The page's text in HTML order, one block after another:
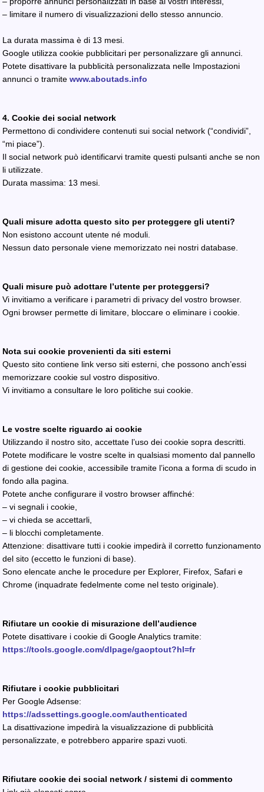
– limitare il numero di visualizzazioni dello stesso annuncio.
La durata massima è di 13 mesi.
Google utilizza cookie pubblicitari per personalizzare gli annunci.
Potete disattivare la pubblicità personalizzata nelle Impostazioni
annunci o tramite www.aboutads.info
4. Cookie dei social network
Permettono di condividere contenuti sui social network (“condividi”,
“mi piace”).
Il social network può identificarvi tramite questi pulsanti anche se non
li utilizzate.
Durata massima: 13 mesi.
Quali misure adotta questo sito per proteggere gli utenti?
Non esistono account utente né moduli.
Nessun dato personale viene memorizzato nei nostri database.
Quali misure può adottare l’utente per proteggersi?
Vi invitiamo a verificare i parametri di privacy del vostro browser.
Ogni browser permette di limitare, bloccare o eliminare i cookie.
Nota sui cookie provenienti da siti esterni
Questo sito contiene link verso siti esterni, che possono anch’essi
memorizzare cookie sul vostro dispositivo.
Vi invitiamo a consultare le loro politiche sui cookie.
Le vostre scelte riguardo ai cookie
Utilizzando il nostro sito, accettate l’uso dei cookie sopra descritti.
Potete modificare le vostre scelte in qualsiasi momento dal pannello
di gestione dei cookie, accessibile tramite l’icona a forma di scudo in
fondo alla pagina.
Potete anche configurare il vostro browser affinché:
– vi segnali i cookie,
– vi chieda se accettarli,
– li blocchi completamente.
Attenzione: disattivare tutti i cookie impedirà il corretto funzionamento
del sito (eccetto le funzioni di base).
Sono elencate anche le procedure per Explorer, Firefox, Safari e
Chrome (inquadrate fedelmente come nel testo originale).
Rifiutare un cookie di misurazione dell’audience
Potete disattivare i cookie di Google Analytics tramite:
https://tools.google.com/dlpage/gaoptout?hl=fr
Rifiutare i cookie pubblicitari
Per Google Adsense:
https://adssettings.google.com/authenticated
La disattivazione impedirà la visualizzazione di pubblicità
personalizzate, e potrebbero apparire spazi vuoti.
Rifiutare cookie dei social network / sistemi di commento